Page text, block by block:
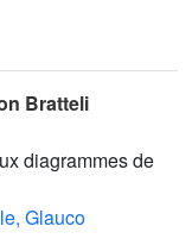
Bratteli
diagrammes de
Glauco